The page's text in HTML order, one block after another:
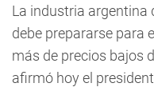
La industria argentina
debe prepararse para
más de precios bajos
afirmó hoy el